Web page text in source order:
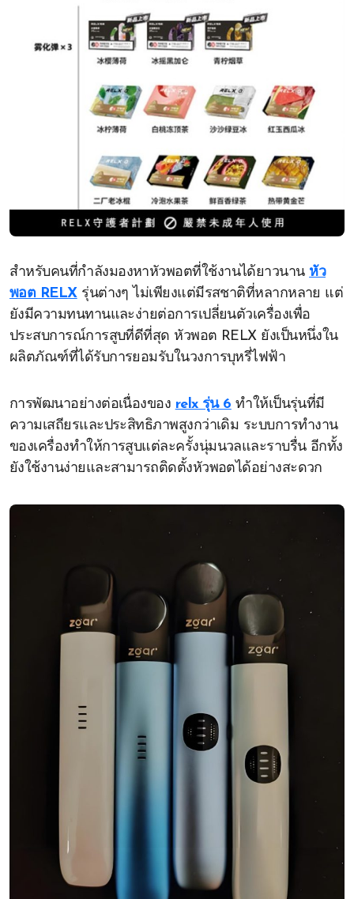
สำหรับคนที่กำลังมองหาหัวพอตที่ใช้งานได้ยาวนาน หัว
พอต RELXรุ่นต่างๆ ไม่เพียงแต่มีรสชาติที่หลากหลาย แต่
ยังมีความทนทานและง่ายต่อการเปลี่ยนตัวเครื่องเพื่อ
ประสบการณ์การสูบที่ดีที่สุด หัวพอต RELX ยังเป็นหนึ่งใน
ผลิตภัณฑ์ที่ได้รับการยอมรับในวงการบุหรี่ไฟฟ้า
การพัฒนาอย่างต่อเนื่องของ relx รุ่น 6 ทำให้เป็นรุ่นที่มี
ความเสถียรและประสิทธิภาพสูงกว่าเดิม ระบบการทำงาน
ของเครื่องทำให้การสูบแต่ละครั้งนุ่มนวลและราบรื่น อีกทั้ง
ยังใช้งานง่ายและสามารถติดตั้งหัวพอตได้อย่างสะดวก